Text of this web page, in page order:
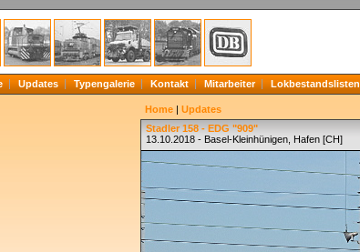
Updates Typengalerie Kontakt Mitarbeiter Lokbestandslisten
Home | Updates
Stadler 158 - EDG "909"
13.10.2018 - Basel-Kleinhünigen, Hafen [CH]